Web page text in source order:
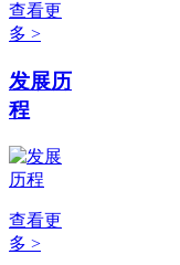
查看更
多 >
发展历
程
查看更
多 >